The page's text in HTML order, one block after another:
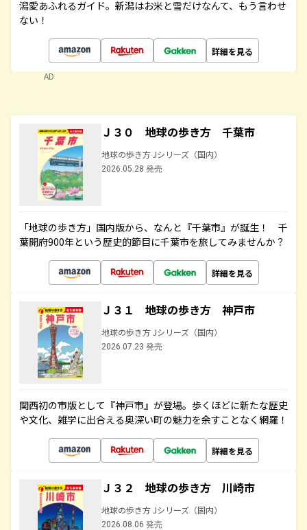
潟愛あふれるガイド。新潟はお米と雪だけなんて、もう言わせ
ない！
詳細を見る
AD
Ｊ３０ 地球の歩き方 千葉市
地球の歩き方 Jシリーズ（国内）
2026.05.28 発売
「地球の歩き方」国内版から、なんと『千葉市』が誕生！ 千
葉開府900年という歴史的節目に千葉市を旅してみませんか？
詳細を見る
Ｊ３１ 地球の歩き方 神戸市
地球の歩き方 Jシリーズ（国内）
2026.07.23 発売
関西初の市版として『神戸市』が登場。歩くほどに新たな歴史
や文化、雑学に出合える奥深い町の魅力を余すことなく網羅！
詳細を見る
Ｊ３２ 地球の歩き方 川崎市
地球の歩き方 Jシリーズ（国内）
2026.08.06 発売